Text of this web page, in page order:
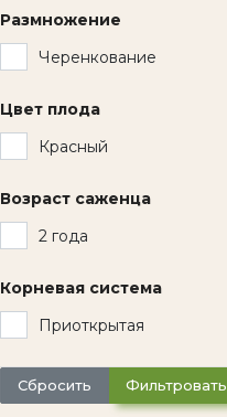
Размножение
Черенкование
Цвет плода
Красный
Возраст саженца
2 года
Корневая система
Приоткрытая
Сбросить Фильтровать